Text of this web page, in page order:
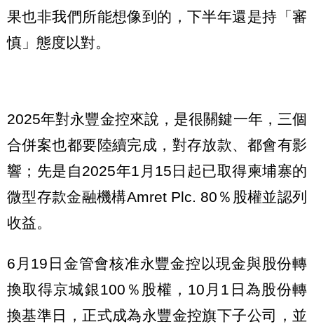
果也非我們所能想像到的，下半年還是持「審
慎」態度以對。
2025年對永豐金控來說，是很關鍵一年，三個
合併案也都要陸續完成，對存放款、都會有影
響；先是自2025年1月15日起已取得柬埔寨的
微型存款金融機構Amret Plc. 80％股權並認列
收益。
6月19日金管會核准永豐金控以現金與股份轉
換取得京城銀100％股權，10月1日為股份轉
換基準日，正式成為永豐金控旗下子公司，並